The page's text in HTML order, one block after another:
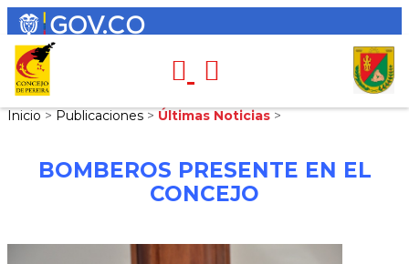
Inicio > Publicaciones > Últimas Noticias >
BOMBEROS PRESENTE EN EL
CONCEJO